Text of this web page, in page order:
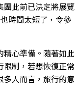
團此前已決定將展覽
時間太短了，令參
精心準備。隨著如此
限制，若想恢復正常
多人而言，旅行的意